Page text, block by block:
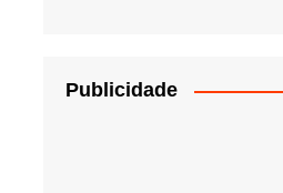
Publicidade